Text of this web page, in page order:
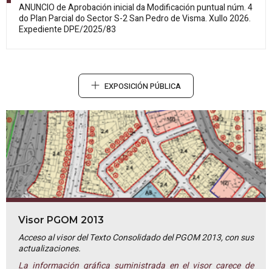
ANUNCIO de Aprobación inicial daModificación puntual núm. 4
do Plan Parcial do Sector S-2 San Pedro de Visma. Xullo 2026.
Expediente DPE/2025/83
EXPOSICIÓN PÚBLICA
Visor PGOM 2013
Acceso al visor del Texto Consolidado del PGOM 2013, con sus
actualizaciones.
La información gráfica suministrada en el visor carece de